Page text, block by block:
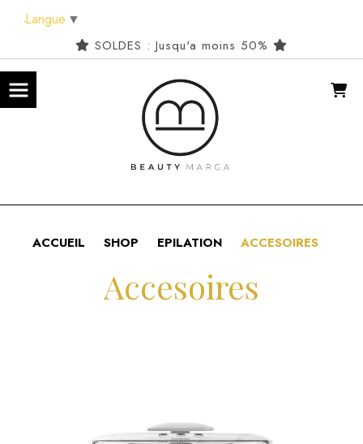
SOLDES : Jusqu'a moins 50%
ACCUEIL SHOP EPILATION ACCESOIRES
Accesoires
Langue ▼